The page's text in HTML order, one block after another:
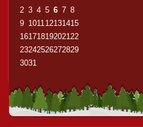
2 3 4 5 6 7 8
9 101112131415
16171819202122
23242526272829
3031